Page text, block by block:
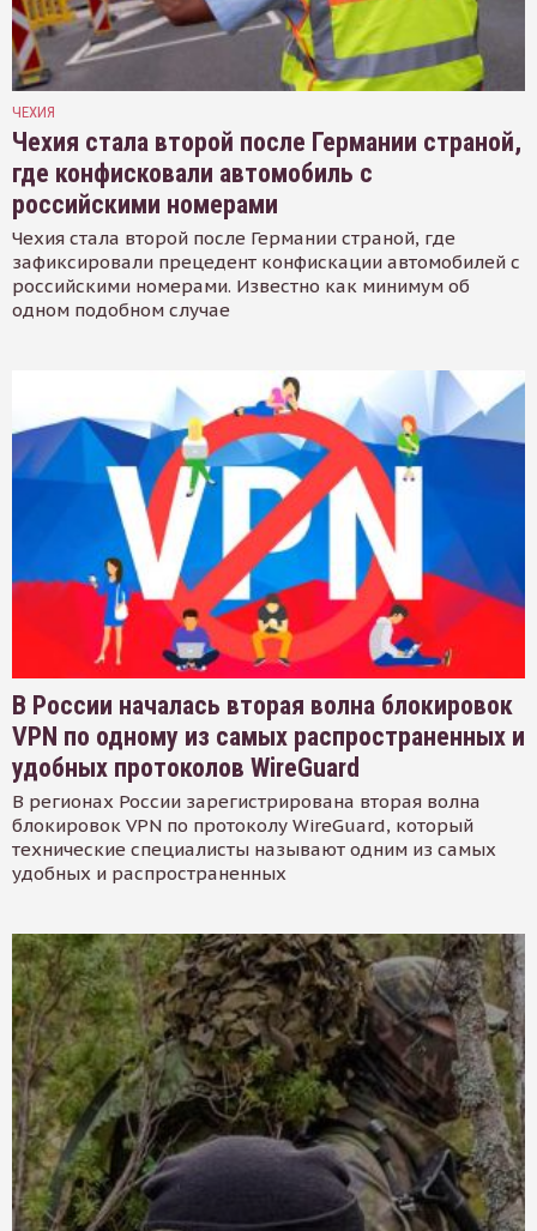
ЧЕХИЯ
Чехия стала второй после Германии страной,
где конфисковали автомобиль с
российскими номерами
Чехия стала второй после Германии страной, где
зафиксировали прецедент конфискации автомобилей с
российскими номерами. Известно как минимум об
одном подобном случае
В России началась вторая волна блокировок
VPN по одному из самых распространенных и
удобных протоколов WireGuard
В регионах России зарегистрирована вторая волна
блокировок VPN по протоколу WireGuard, который
технические специалисты называют одним из самых
удобных и распространенных